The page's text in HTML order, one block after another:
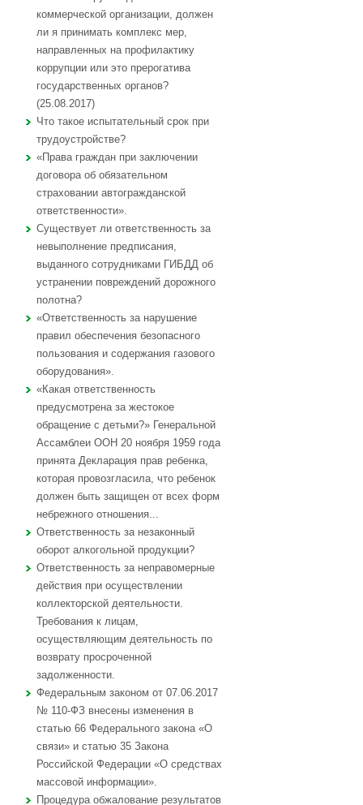
коммерческой организации, должен
ли я принимать комплекс мер,
направленных на профилактику
коррупции или это прерогатива
государственных органов?
(25.08.2017)
Что такое испытательный срок при
трудоустройстве?
«Права граждан при заключении
договора об обязательном
страховании автогражданской
ответственности».
Существует ли ответственность за
невыполнение предписания,
выданного сотрудниками ГИБДД об
устранении повреждений дорожного
полотна?
«Ответственность за нарушение
правил обеспечения безопасного
пользования и содержания газового
оборудования».
«Какая ответственность
предусмотрена за жестокое
обращение с детьми?» Генеральной
Ассамблеи ООН 20 ноября 1959 года
принята Декларация прав ребенка,
которая провозгласила, что ребенок
должен быть защищен от всех форм
небрежного отношения...
Ответственность за незаконный
оборот алкогольной продукции?
Ответственность за неправомерные
действия при осуществлении
коллекторской деятельности.
Требования к лицам,
осуществляющим деятельность по
возврату просроченной
задолженности.
Федеральным законом от 07.06.2017
№ 110-ФЗ внесены изменения в
статью 66 Федерального закона «О
связи» и статью 35 Закона
Российской Федерации «О средствах
массовой информации».
Процедура обжалование результатов